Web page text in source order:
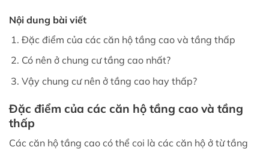
Nội dung bài viết
Đặc điểm của các căn hộ tầng cao và tầng thấp
Có nên ở chung cư tầng cao nhất?
Vậy chung cư nên ở tầng cao hay thấp?
Đặc điểm của các căn hộ tầng cao và tầng
thấp
Các căn hộ tầng cao có thể coi là các căn hộ ở từ tầng